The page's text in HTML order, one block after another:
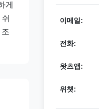
게
이메일:
전화:
왓츠앱:
위챗: